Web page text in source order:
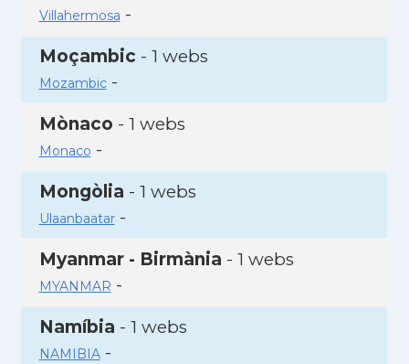
Villahermosa -
Moçambic - 1 webs
Mozambic-
Mònaco - 1 webs
Monaco -
Mongòlia - 1 webs
Ulaanbaatar-
Myanmar - Birmània - 1 webs
MYANMAR -
Namíbia - 1 webs
NAMIBIA-